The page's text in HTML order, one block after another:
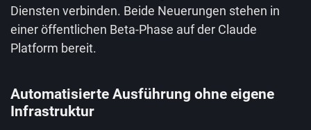
Diensten verbinden. Beide Neuerungen stehen in
einer öffentlichen Beta-Phase auf der Claude
Platform bereit.
Automatisierte Ausführung ohne eigene
Infrastruktur